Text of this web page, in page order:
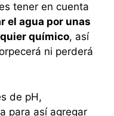
tener en cuenta
el agua por unas
químico, así
ni perderá
de pH,
para así agregar